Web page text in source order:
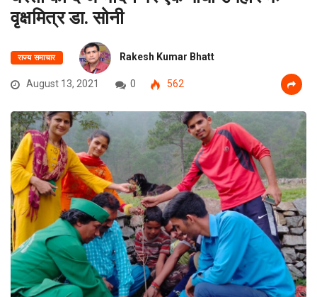
वृक्षमित्र डा. सोनी
राज्य समाचार Rakesh Kumar Bhatt
August 13, 2021 0 562